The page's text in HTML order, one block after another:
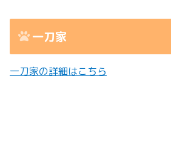
一刀家
一刀家の詳細はこちら